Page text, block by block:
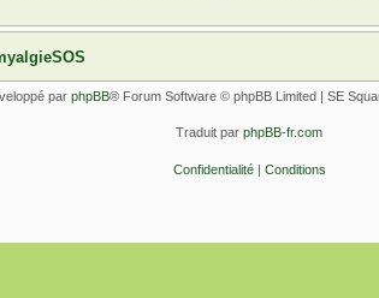
par phpBB® Forum Software © phpBB Limited | SE
Traduit par phpBB-fr.com
Confidentialité| Conditions